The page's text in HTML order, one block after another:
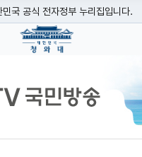
국 공식 전자정부 누리집입니다.
확인하기
등 다른 도메인 주소를 사용하고
집보기